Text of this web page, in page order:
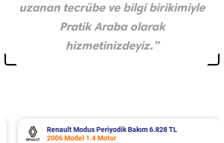
uzanan tecrübe ve bilgi birikimiyle
Pratik Araba olarak
hizmetinizdeyiz.”
Renault Modus Periyodik Bakım 6.828 TL
2006 Model 1.4 Motor